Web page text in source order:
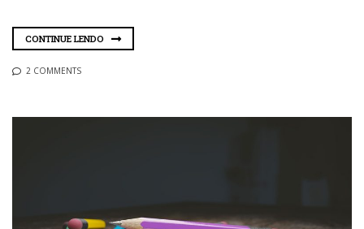
CONTINUE LENDO
2 COMMENTS